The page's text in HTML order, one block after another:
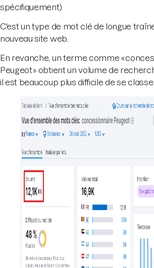
spécifiquement).
C'est un type de mot clé de longue
nouveau site web.
En revanche, un terme comme «
Peugeot » obtient un volume de
il est beaucoup plus difficile de se